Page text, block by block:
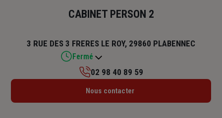
CABINET PERSON 2
3 RUE DES 3 FRERES LE ROY, 29860 PLABENNEC
Fermé
Lundi : Fermé
02 98 40 89 59
Nous contacter